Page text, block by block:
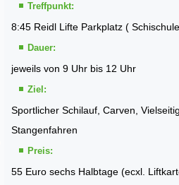
Treffpunkt:
8:45 Reidl Lifte Parkplatz (
Dauer:
jeweils von 9 Uhr bis 12 Uhr
Ziel:
Sportlicher Schilauf, Carven,
Stangenfahren
Preis:
55 Euro sechs Halbtage (ecxl.